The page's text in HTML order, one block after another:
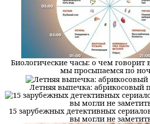
Биологические часы: о чем говорит
мы просыпаемся по
Летняя выпечка: абрикосовый
15 зарубежных детективных
вы могли не